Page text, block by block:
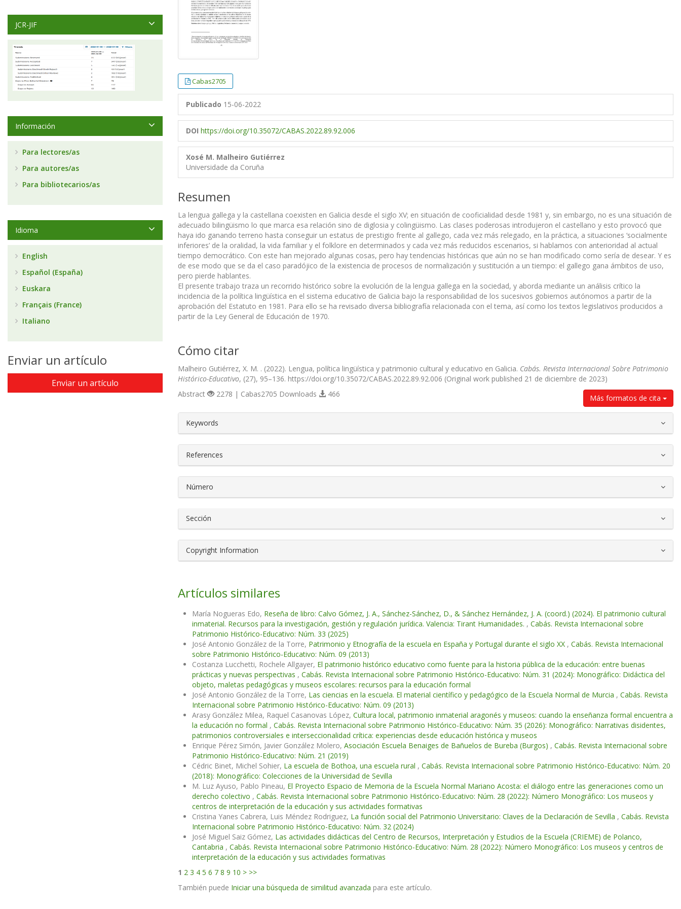
Cabas2705
Publicado 15-06-2022
DOI https://doi.org/10.35072/CABAS.2022.89.92.006
Xosé M. Malheiro Gutiérrez
Universidade da Coruña
Resumen
La lengua gallega y la castellana coexisten en Galicia desde el siglo XV; en situación de cooficialidad desde 1981 y, sin embargo, no es una situación de
adecuado bilingüismo lo que marca esa relación sino de diglosia y colingüismo. Las clases poderosas introdujeron el castellano y esto provocó que
haya ido ganando terreno hasta conseguir un estatus de prestigio frente al gallego, cada vez más relegado, en la práctica, a situaciones ‘socialmente
inferiores’ de la oralidad, la vida familiar y el folklore en determinados y cada vez más reducidos escenarios, si hablamos con anterioridad al actual
tiempo democrático. Con este han mejorado algunas cosas, pero hay tendencias históricas que aún no se han modificado como sería de desear. Y es
de ese modo que se da el caso paradójico de la existencia de procesos de normalización y sustitución a un tiempo: el gallego gana ámbitos de uso,
pero pierde hablantes.
El presente trabajo traza un recorrido histórico sobre la evolución de la lengua gallega en la sociedad, y aborda mediante un análisis crítico la
incidencia de la política lingüística en el sistema educativo de Galicia bajo la responsabilidad de los sucesivos gobiernos autónomos a partir de la
aprobación del Estatuto en 1981. Para ello se ha revisado diversa bibliografía relacionada con el tema, así como los textos legislativos producidos a
partir de la Ley General de Educación de 1970.
Cómo citar
Malheiro Gutiérrez, X. M. . (2022). Lengua, política lingüística y patrimonio cultural y educativo en Galicia. Cabás. Revista Internacional Sobre Patrimonio
Histórico-Educativo, (27), 95–136. https://doi.org/10.35072/CABAS.2022.89.92.006 (Original work published 21 de diciembre de 2023)
Más formatos de cita
Abstract 2278 | Cabas2705 Downloads 466
##plugins.themes.bootstrap3.article.details##
Keywords
References
Número
Sección
Copyright Information
Artículos similares
María Nogueras Edo, Reseña de libro: Calvo Gómez, J. A., Sánchez-Sánchez, D., & Sánchez Hernández, J. A. (coord.) (2024). El patrimonio cultural
inmaterial. Recursos para la investigación, gestión y regulación jurídica. Valencia: Tirant Humanidades. , Cabás. Revista Internacional sobre
Patrimonio Histórico-Educativo: Núm. 33 (2025)
José Antonio González de la Torre, Patrimonio y Etnografía de la escuela en España y Portugal durante el siglo XX , Cabás. Revista Internacional
sobre Patrimonio Histórico-Educativo: Núm. 09 (2013)
Costanza Lucchetti, Rochele Allgayer, El patrimonio histórico educativo como fuente para la historia pública de la educación: entre buenas
prácticas y nuevas perspectivas , Cabás. Revista Internacional sobre Patrimonio Histórico-Educativo: Núm. 31 (2024): Monográfico: Didáctica del
objeto, maletas pedagógicas y museos escolares: recursos para la educación formal
José Antonio González de la Torre, Las ciencias en la escuela. El material científico y pedagógico de la Escuela Normal de Murcia , Cabás. Revista
Internacional sobre Patrimonio Histórico-Educativo: Núm. 09 (2013)
Arasy González Milea, Raquel Casanovas López, Cultura local, patrimonio inmaterial aragonés y museos: cuando la enseñanza formal encuentra a
la educación no formal , Cabás. Revista Internacional sobre Patrimonio Histórico-Educativo: Núm. 35 (2026): Monográfico: Narrativas disidentes,
patrimonios controversiales e interseccionalidad crítica: experiencias desde educación histórica y museos
Enrique Pérez Simón, Javier González Molero, Asociación Escuela Benaiges de Bañuelos de Bureba (Burgos) , Cabás. Revista Internacional sobre
Patrimonio Histórico-Educativo: Núm. 21 (2019)
Cédric Binet, Michel Sohier, La escuela de Bothoa, una escuela rural , Cabás. Revista Internacional sobre Patrimonio Histórico-Educativo: Núm. 20
(2018): Monográfico: Colecciones de la Universidad de Sevilla
M. Luz Ayuso, Pablo Pineau, El Proyecto Espacio de Memoria de la Escuela Normal Mariano Acosta: el diálogo entre las generaciones como un
derecho colectivo , Cabás. Revista Internacional sobre Patrimonio Histórico-Educativo: Núm. 28 (2022): Número Monográfico: Los museos y
centros de interpretación de la educación y sus actividades formativas
Cristina Yanes Cabrera, Luis Méndez Rodriguez, La función social del Patrimonio Universitario: Claves de la Declaración de Sevilla , Cabás. Revista
Internacional sobre Patrimonio Histórico-Educativo: Núm. 32 (2024)
José Miguel Saiz Gómez, Las actividades didácticas del Centro de Recursos, Interpretación y Estudios de la Escuela (CRIEME) de Polanco,
Cantabria , Cabás. Revista Internacional sobre Patrimonio Histórico-Educativo: Núm. 28 (2022): Número Monográfico: Los museos y centros de
interpretación de la educación y sus actividades formativas
1 2 3 4 5 6 7 8 9 10 > >>
También puede Iniciar una búsqueda de similitud avanzada para este artículo.
JCR-JIF
Información
Para lectores/as
Para autores/as
Para bibliotecarios/as
Idioma
English
Español (España)
Euskara
Français (France)
Italiano
Enviar un artículo
Enviar un artículo